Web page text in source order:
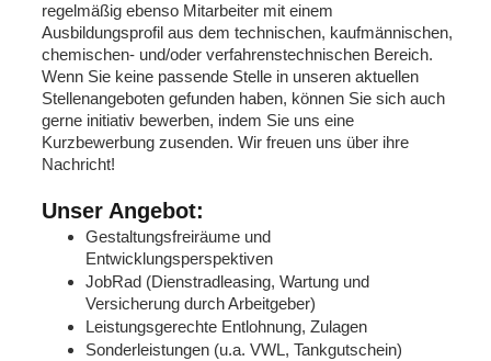
regelmäßig ebenso Mitarbeiter mit einem
Ausbildungsprofil aus dem technischen, kaufmännischen,
chemischen- und/oder verfahrenstechnischen Bereich.
Wenn Sie keine passende Stelle in unseren aktuellen
Stellenangeboten gefunden haben, können Sie sich auch
gerne initiativ bewerben, indem Sie uns eine
Kurzbewerbung zusenden. Wir freuen uns über ihre
Nachricht!
Unser Angebot:
Gestaltungsfreiräume und
Entwicklungsperspektiven
JobRad (Dienstradleasing, Wartung und
Versicherung durch Arbeitgeber)
Leistungsgerechte Entlohnung, Zulagen
Sonderleistungen (u.a. VWL, Tankgutschein)